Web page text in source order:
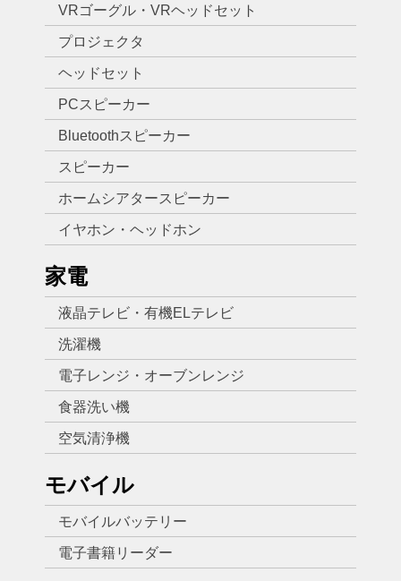
VRゴーグル・VRヘッドセット
プロジェクタ
ヘッドセット
PCスピーカー
Bluetoothスピーカー
スピーカー
ホームシアタースピーカー
イヤホン・ヘッドホン
家電
液晶テレビ・有機ELテレビ
洗濯機
電子レンジ・オーブンレンジ
食器洗い機
空気清浄機
モバイル
モバイルバッテリー
電子書籍リーダー